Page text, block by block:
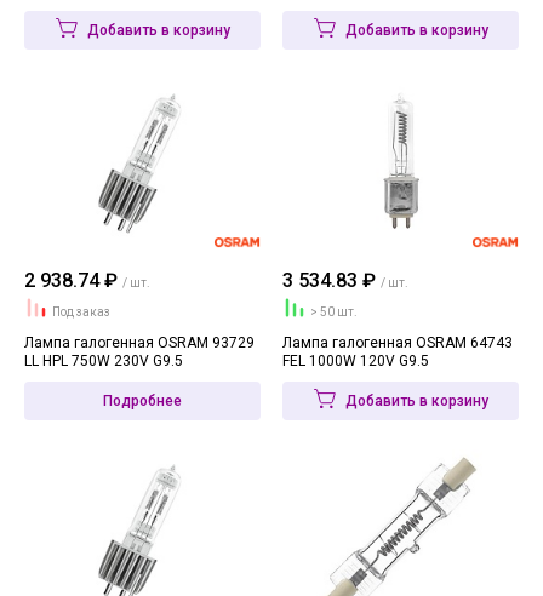
Добавить в корзину Добавить в корзину
2 938.74 ₽ / шт.
Под заказ
Лампа галогенная OSRAM 93729
LL HPL 750W 230V G9.5
Подробнее
3 534.83 ₽ / шт.
> 50 шт.
Лампа галогенная OSRAM 64743
FEL 1000W 120V G9.5
Добавить в корзину